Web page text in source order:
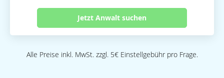
Jetzt Anwalt suchen
Alle Preise inkl. MwSt. zzgl. 5€ Einstellgebühr pro Frage.